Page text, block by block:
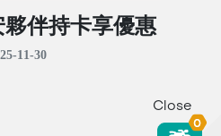
伴持卡享優惠
11-30
Close
0